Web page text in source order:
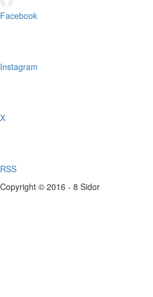
Facebook
Instagram
X
RSS
Copyright © 2016 - 8 Sidor